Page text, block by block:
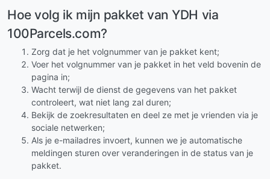
Hoe volg ik mijn pakket van YDH via
100Parcels.com?
Zorg dat je het volgnummer van je pakket kent;
Voer het volgnummer van je pakket in het veld bovenin de
pagina in;
Wacht terwijl de dienst de gegevens van het pakket
controleert, wat niet lang zal duren;
Bekijk de zoekresultaten en deel ze met je vrienden via je
sociale netwerken;
Als je e-mailadres invoert, kunnen we je automatische
meldingen sturen over veranderingen in de status van je
pakket.